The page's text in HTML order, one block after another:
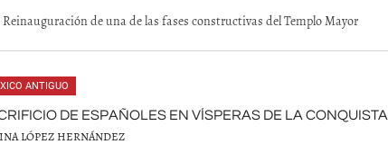
Reinauguración de una de las fases constructivas del Templo Mayor
ANTIGUO
DE ESPAÑOLES EN VÍSPERAS DE LA CONQUISTA
LÓPEZ HERNÁNDEZ